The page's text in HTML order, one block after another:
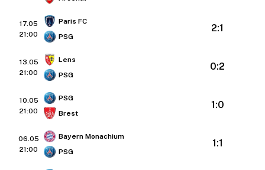
17.05
21:00
Paris FC
PSG
2:1
13.05
21:00
Lens
PSG
0:2
10.05
21:00
PSG
Brest
1:0
06.05
21:00
Bayern Monachium
PSG
1:1